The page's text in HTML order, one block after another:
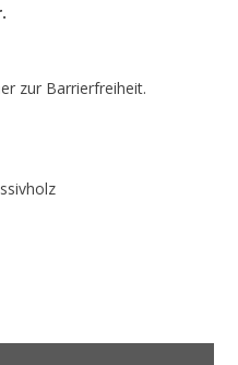
zur Barrierfreiheit.